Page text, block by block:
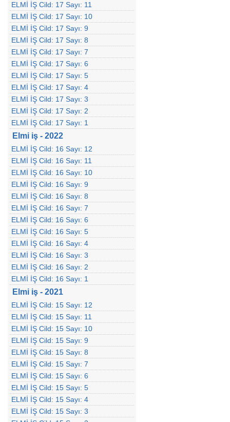
ELMİ İŞ Cild: 17 Sayı: 11
ELMİ İŞ Cild: 17 Sayı: 10
ELMİ İŞ Cild: 17 Sayı: 9
ELMİ İŞ Cild: 17 Sayı: 8
ELMİ İŞ Cild: 17 Sayı: 7
ELMİ İŞ Cild: 17 Sayı: 6
ELMİ İŞ Cild: 17 Sayı: 5
ELMİ İŞ Cild: 17 Sayı: 4
ELMİ İŞ Cild: 17 Sayı: 3
ELMİ İŞ Cild: 17 Sayı: 2
ELMİ İŞ Cild: 17 Sayı: 1
Elmi iş - 2022
ELMİ İŞ Cild: 16 Sayı: 12
ELMİ İŞ Cild: 16 Sayı: 11
ELMİ İŞ Cild: 16 Sayı: 10
ELMİ İŞ Cild: 16 Sayı: 9
ELMİ İŞ Cild: 16 Sayı: 8
ELMİ İŞ Cild: 16 Sayı: 7
ELMİ İŞ Cild: 16 Sayı: 6
ELMİ İŞ Cild: 16 Sayı: 5
ELMİ İŞ Cild: 16 Sayı: 4
ELMİ İŞ Cild: 16 Sayı: 3
ELMİ İŞ Cild: 16 Sayı: 2
ELMİ İŞ Cild: 16 Sayı: 1
Elmi iş - 2021
ELMİ İŞ Cild: 15 Sayı: 12
ELMİ İŞ Cild: 15 Sayı: 11
ELMİ İŞ Cild: 15 Sayı: 10
ELMİ İŞ Cild: 15 Sayı: 9
ELMİ İŞ Cild: 15 Sayı: 8
ELMİ İŞ Cild: 15 Sayı: 7
ELMİ İŞ Cild: 15 Sayı: 6
ELMİ İŞ Cild: 15 Sayı: 5
ELMİ İŞ Cild: 15 Sayı: 4
ELMİ İŞ Cild: 15 Sayı: 3